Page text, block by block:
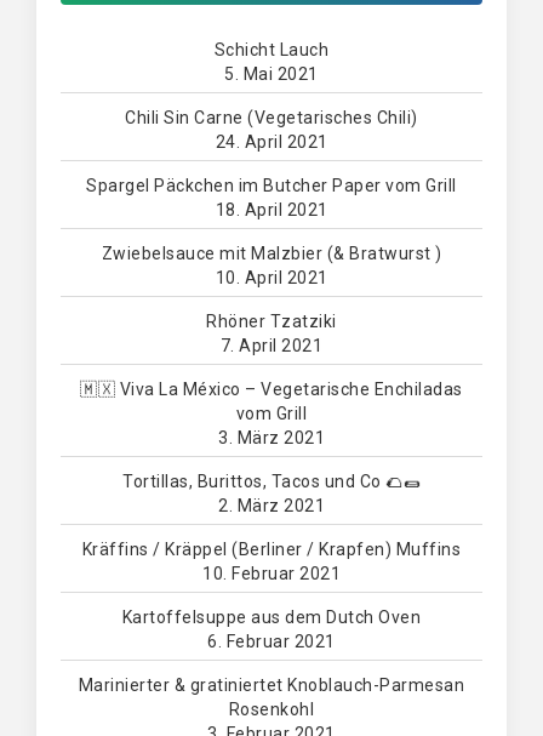
Schicht Lauch
5. Mai 2021
Chili Sin Carne (Vegetarisches Chili)
24. April 2021
Spargel Päckchen im Butcher Paper vom Grill
18. April 2021
Zwiebelsauce mit Malzbier (& Bratwurst )
10. April 2021
Rhöner Tzatziki
7. April 2021
🇲🇽 Viva La México – Vegetarische Enchiladas
vom Grill
3. März 2021
Tortillas, Burittos, Tacos und Co 🌮🌯
2. März 2021
Kräffins / Kräppel (Berliner / Krapfen) Muffins
10. Februar 2021
Kartoffelsuppe aus dem Dutch Oven
6. Februar 2021
Marinierter & gratiniertet Knoblauch-Parmesan
Rosenkohl